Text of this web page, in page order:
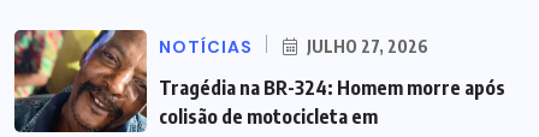
NOTÍCIAS JULHO 27, 2026
Tragédia na BR-324: Homem morre após
colisão de motocicleta em